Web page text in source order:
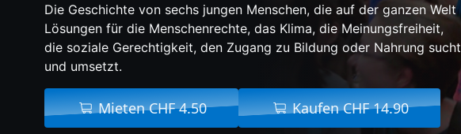
Die Geschichte von sechs jungen Menschen, die auf der ganzen Welt
Lösungen für die Menschenrechte, das Klima, die Meinungsfreiheit,
die soziale Gerechtigkeit, den Zugang zu Bildung oder Nahrung sucht
und umsetzt.
Mieten CHF 4.50
Kaufen CHF 14.90